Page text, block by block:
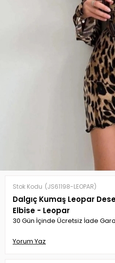
Stok Kodu (JS61198-LEOPAR)
Dalgıç Kumaş Leopar
Elbise - Leopar
30 Gün İçinde Ücretsiz İade
Yorum Yaz